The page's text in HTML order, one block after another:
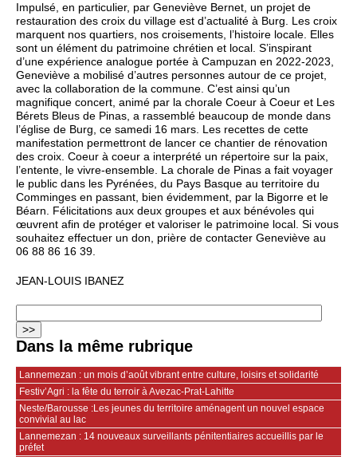
Impulsé, en particulier, par Geneviève Bernet, un projet de
restauration des croix du village est d’actualité à Burg. Les croix
marquent nos quartiers, nos croisements, l’histoire locale. Elles
sont un élément du patrimoine chrétien et local. S’inspirant
d’une expérience analogue portée à Campuzan en 2022-2023,
Geneviève a mobilisé d’autres personnes autour de ce projet,
avec la collaboration de la commune. C’est ainsi qu’un
magnifique concert, animé par la chorale Coeur à Coeur et Les
Bérets Bleus de Pinas, a rassemblé beaucoup de monde dans
l’église de Burg, ce samedi 16 mars. Les recettes de cette
manifestation permettront de lancer ce chantier de rénovation
des croix. Coeur à coeur a interprété un répertoire sur la paix,
l’entente, le vivre-ensemble. La chorale de Pinas a fait voyager
le public dans les Pyrénées, du Pays Basque au territoire du
Comminges en passant, bien évidemment, par la Bigorre et le
Béarn. Félicitations aux deux groupes et aux bénévoles qui
œuvrent afin de protéger et valoriser le patrimoine local. Si vous
souhaitez effectuer un don, prière de contacter Geneviève au
06 88 86 16 39.
JEAN-LOUIS IBANEZ
Dans la même rubrique
Lannemezan : un mois d’août vibrant entre culture, loisirs et solidarité
Festiv’Agri : la fête du terroir à Avezac-Prat-Lahitte
Neste/Barousse :Les jeunes du territoire aménagent un nouvel espace
convivial au lac
Lannemezan : 14 nouveaux surveillants pénitentiaires accueillis par le
préfet